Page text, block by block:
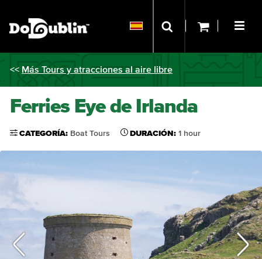
<< Más Tours y atracciones al aire libre
Ferries Eye de Irlanda
CATEGORÍA: Boat Tours DURACIÓN: 1 hour